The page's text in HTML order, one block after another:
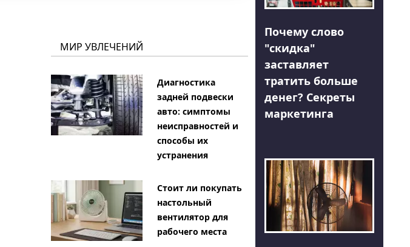
МИР УВЛЕЧЕНИЙ
Диагностика
задней подвески
авто: симптомы
неисправностей и
способы их
устранения
Стоит ли покупать
настольный
вентилятор для
рабочего места
Почему слово
"скидка"
заставляет
тратить больше
денег? Секреты
маркетинга